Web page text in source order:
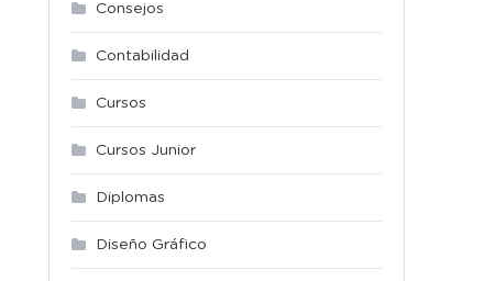
Consejos
Contabilidad
Cursos
Cursos Junior
Diplomas
Diseño Gráfico